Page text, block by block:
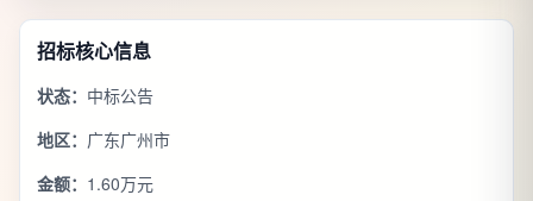
招标核心信息
状态： 中标公告
地区： 广东广州市
金额： 1.60万元